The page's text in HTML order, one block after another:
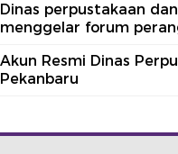
Dinas perpustakaan
menggelar forum
Akun Resmi Dinas
Pekanbaru